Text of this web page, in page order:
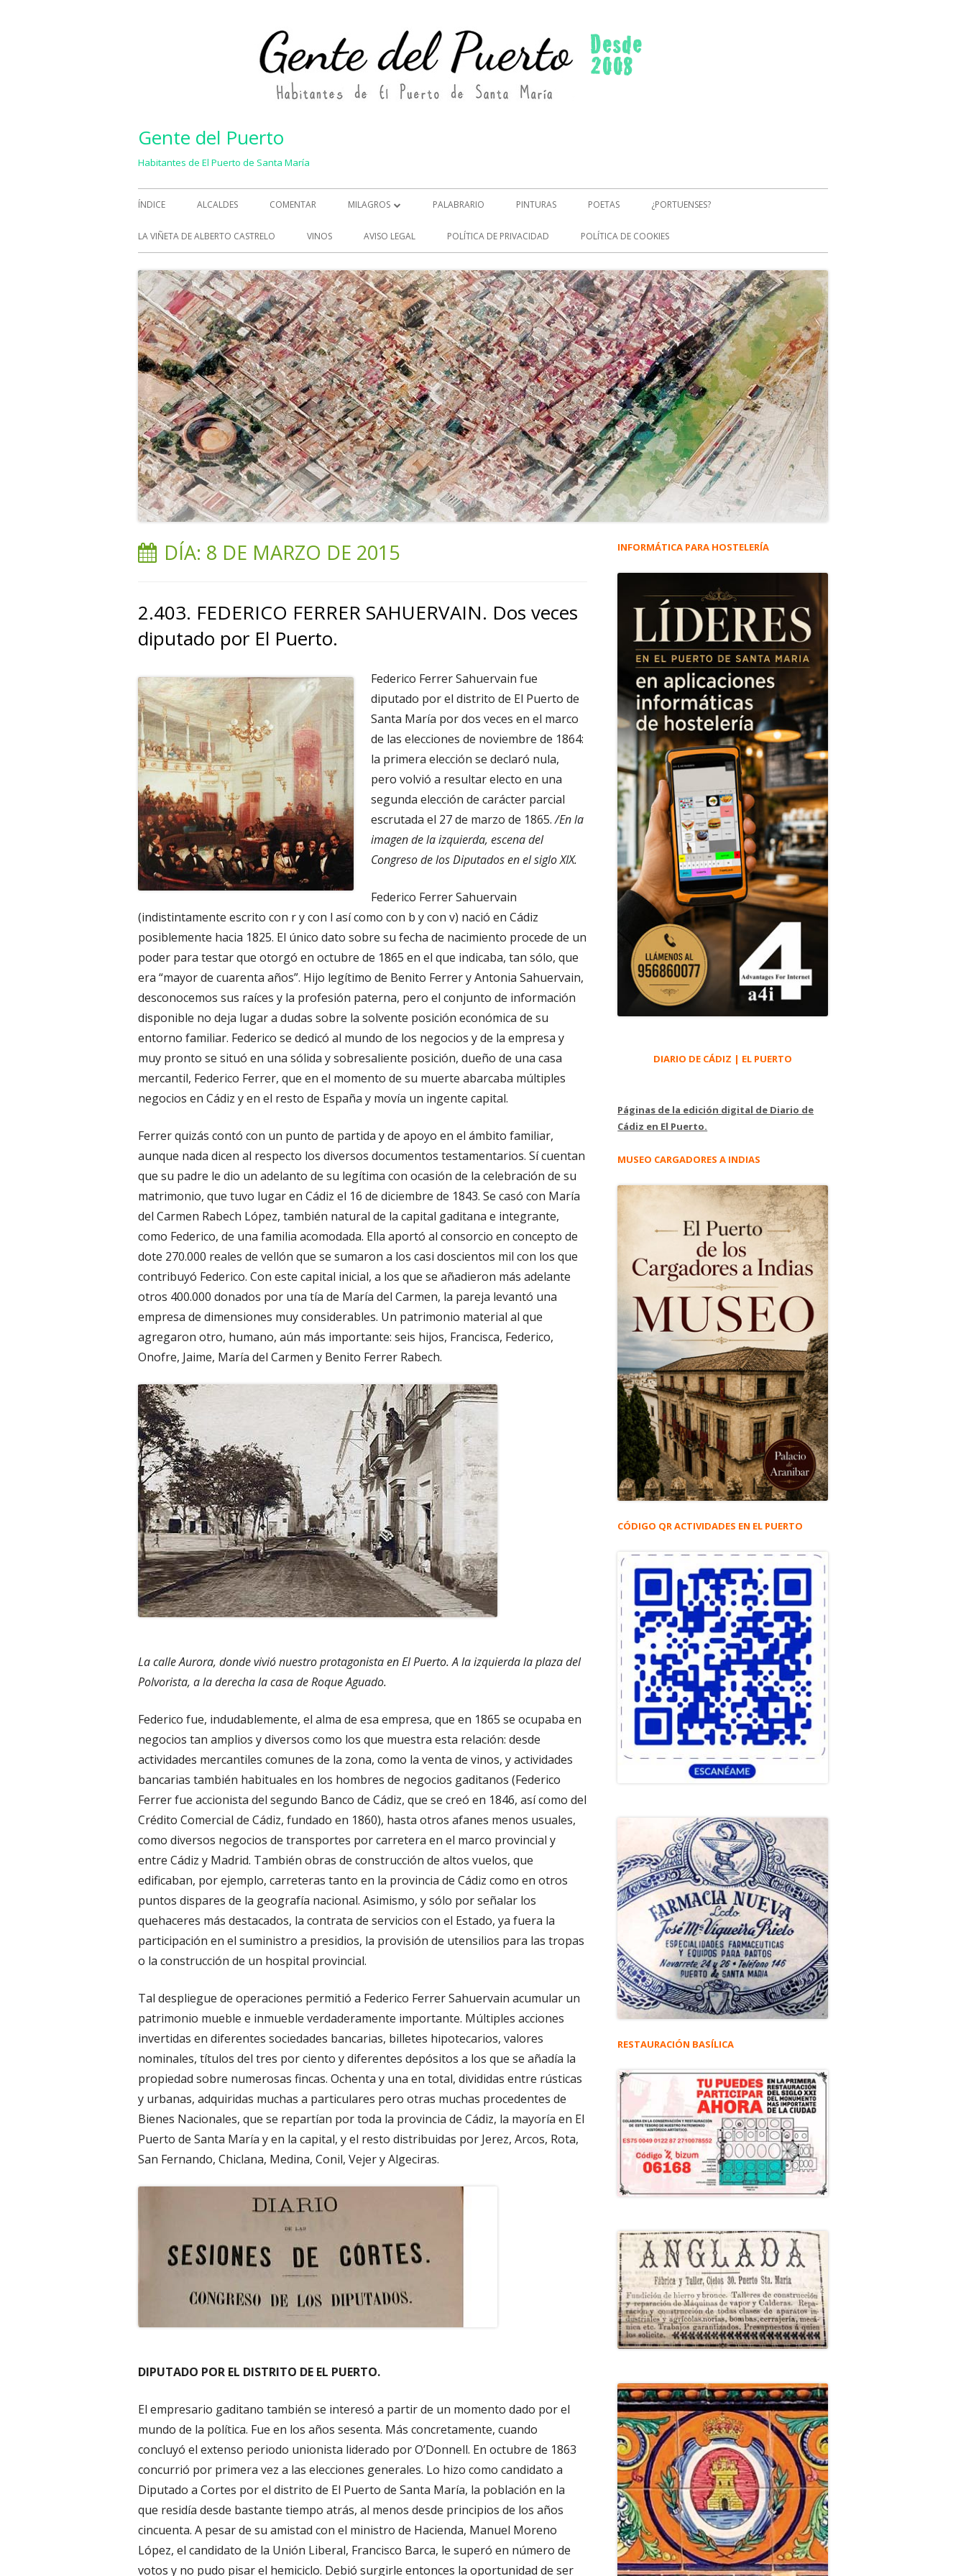
Gente del Puerto
Habitantes de El Puerto de Santa María
Menú
principal
ÍNDICE ALCALDES COMENTAR MILAGROS
MILAGROS (2)
PALABRARIO PINTURAS POETAS ¿PORTUENSES?
LA VIÑETA DE ALBERTO CASTRELO VINOS AVISO LEGAL POLÍTICA DE PRIVACIDAD POLÍTICA DE COOKIES
DÍA: 8 DE MARZO DE 2015
2.403. FEDERICO FERRER SAHUERVAIN. Dos veces
diputado por El Puerto.
Federico Ferrer Sahuervain fue
diputado por el distrito de El Puerto de
Santa María por dos veces en el marco
de las elecciones de noviembre de 1864:
la primera elección se declaró nula,
pero volvió a resultar electo en una
segunda elección de carácter parcial
escrutada el 27 de marzo de 1865./En la
imagen de la izquierda, escena del
Congreso de los Diputados en el siglo XIX.
Federico Ferrer Sahuervain
(indistintamente escrito con r y con l así como con b y con v) nació en Cádiz
posiblemente hacia 1825. El único dato sobre su fecha de nacimiento procede de un
poder para testar que otorgó en octubre de 1865 en el que indicaba, tan sólo, que
era “mayor de cuarenta años”. Hijo legítimo de Benito Ferrer y Antonia Sahuervain,
desconocemos sus raíces y la profesión paterna, pero el conjunto de información
disponible no deja lugar a dudas sobre la solvente posición económica de su
entorno familiar. Federico se dedicó al mundo de los negocios y de la empresa y
muy pronto se situó en una sólida y sobresaliente posición, dueño de una casa
mercantil, Federico Ferrer, que en el momento de su muerte abarcaba múltiples
negocios en Cádiz y en el resto de España y movía un ingente capital.
Ferrer quizás contó con un punto de partida y de apoyo en el ámbito familiar,
aunque nada dicen al respecto los diversos documentos testamentarios. Sí cuentan
que su padre le dio un adelanto de su legítima con ocasión de la celebración de su
matrimonio, que tuvo lugar en Cádiz el 16 de diciembre de 1843. Se casó con María
del Carmen Rabech López, también natural de la capital gaditana e integrante,
como Federico, de una familia acomodada. Ella aportó al consorcio en concepto de
dote 270.000 reales de vellón que se sumaron a los casi doscientos mil con los que
contribuyó Federico. Con este capital inicial, a los que se añadieron más adelante
otros 400.000 donados por una tía de María del Carmen, la pareja levantó una
empresa de dimensiones muy considerables. Un patrimonio material al que
agregaron otro, humano, aún más importante: seis hijos, Francisca, Federico,
Onofre, Jaime, María del Carmen y Benito Ferrer Rabech.
La calle Aurora, donde vivió nuestro protagonista en El Puerto. A la izquierda la plaza del
Polvorista, a la derecha la casa de Roque Aguado.
Federico fue, indudablemente, el alma de esa empresa, que en 1865 se ocupaba en
negocios tan amplios y diversos como los que muestra esta relación: desde
actividades mercantiles comunes de la zona, como la venta de vinos, y actividades
bancarias también habituales en los hombres de negocios gaditanos (Federico
Ferrer fue accionista del segundo Banco de Cádiz, que se creó en 1846, así como del
Crédito Comercial de Cádiz, fundado en 1860), hasta otros afanes menos usuales,
como diversos negocios de transportes por carretera en el marco provincial y
entre Cádiz y Madrid. También obras de construcción de altos vuelos, que
edificaban, por ejemplo, carreteras tanto en la provincia de Cádiz como en otros
puntos dispares de la geografía nacional. Asimismo, y sólo por señalar los
quehaceres más destacados, la contrata de servicios con el Estado, ya fuera la
participación en el suministro a presidios, la provisión de utensilios para las tropas
o la construcción de un hospital provincial.
Tal despliegue de operaciones permitió a Federico Ferrer Sahuervain acumular un
patrimonio mueble e inmueble verdaderamente importante. Múltiples acciones
invertidas en diferentes sociedades bancarias, billetes hipotecarios, valores
nominales, títulos del tres por ciento y diferentes depósitos a los que se añadía la
propiedad sobre numerosas fincas. Ochenta y una en total, divididas entre rústicas
y urbanas, adquiridas muchas a particulares pero otras muchas procedentes de
Bienes Nacionales, que se repartían por toda la provincia de Cádiz, la mayoría en El
Puerto de Santa María y en la capital, y el resto distribuidas por Jerez, Arcos, Rota,
San Fernando, Chiclana, Medina, Conil, Vejer y Algeciras.
DIPUTADO POR EL DISTRITO DE EL PUERTO.
El empresario gaditano también se interesó a partir de un momento dado por el
mundo de la política. Fue en los años sesenta. Más concretamente, cuando
concluyó el extenso periodo unionista liderado por O’Donnell. En octubre de 1863
concurrió por primera vez a las elecciones generales. Lo hizo como candidato a
Diputado a Cortes por el distrito de El Puerto de Santa María, la población en la
que residía desde bastante tiempo atrás, al menos desde principios de los años
cincuenta. A pesar de su amistad con el ministro de Hacienda, Manuel Moreno
López, el candidato de la Unión Liberal, Francisco Barca, le superó en número de
votos y no pudo pisar el hemiciclo. Debió surgirle entonces la oportunidad de ser
Barra
principal
INFORMÁTICA PARA HOSTELERÍA
DIARIO DE CÁDIZ | EL PUERTO
Páginas de la edición digital de Diario de
Cádiz en El Puerto.
MUSEO CARGADORES A INDIAS
CÓDIGO QR ACTIVIDADES EN EL PUERTO
RESTAURACIÓN BASÍLICA